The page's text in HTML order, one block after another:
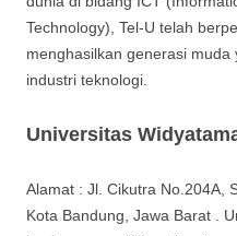
Technology), Tel-U telah
menghasilkan generasi
industri teknologi.
Universitas
Alamat : Jl. Cikutra No.204A,
Kota Bandung, Jawa Barat .